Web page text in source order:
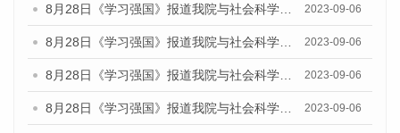
8月28日《学习强国》报道我院与社会科学文献出版社联合发布《广州蓝皮书：广州创新型城市发展报告（2023）》的媒体文章 2023-09-06
8月28日《学习强国》报道我院与社会科学文献出版社联合发布《广州蓝皮书：广州创新型城市发展报告（2023）》的媒体文章 2023-09-06
8月28日《学习强国》报道我院与社会科学文献出版社联合发布《广州蓝皮书：广州创新型城市发展报告（2023）》的媒体文章 2023-09-06
8月28日《学习强国》报道我院与社会科学文献出版社联合发布《广州蓝皮书：广州创新型城市发展报告（2023）》的媒体文章 2023-09-06